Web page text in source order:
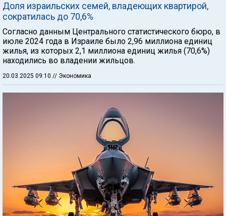
Доля израильских семей, владеющих квартирой,
сократилась до 70,6%
Согласно данным Центрального статистического бюро, в
июле 2024 года в Израиле было 2,96 миллиона единиц
жилья, из которых 2,1 миллиона единиц жилья (70,6%)
находились во владении жильцов.
20.03.2025 09:10 // Экономика